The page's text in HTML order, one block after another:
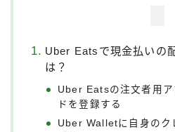
Uber Eatsで現金払いの
は？
Uber Eatsの注文者用
ドを登録する
Uber Walletに自身のク